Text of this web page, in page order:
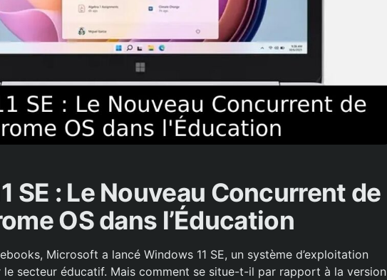
SE : Le Nouveau Concurrent de
OS dans l’Éducation
Microsoft a lancé Windows 11 SE, un système d’exploitation
secteur éducatif. Mais comment se situe-t-il par rapport à la version